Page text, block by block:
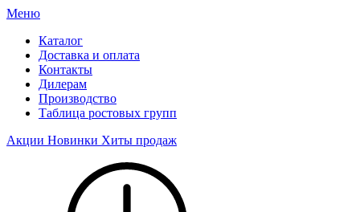
Меню
Каталог
Доставка и оплата
Контакты
Дилерам
Производство
Таблица ростовых групп
Акции Новинки Хиты продаж